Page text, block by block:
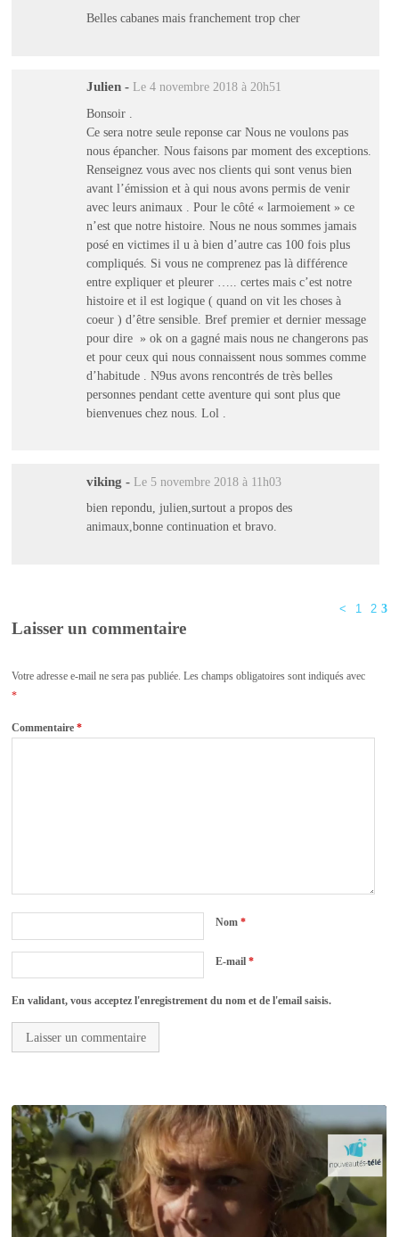
Belles cabanes mais franchement trop cher
Julien - Le 4 novembre 2018 à 20h51
Bonsoir .
Ce sera notre seule reponse car Nous ne voulons pas
nous épancher. Nous faisons par moment des exceptions.
Renseignez vous avec nos clients qui sont venus bien
avant l’émission et à qui nous avons permis de venir
avec leurs animaux . Pour le côté « larmoiement » ce
n’est que notre histoire. Nous ne nous sommes jamais
posé en victimes il u à bien d’autre cas 100 fois plus
compliqués. Si vous ne comprenez pas là différence
entre expliquer et pleurer ….. certes mais c’est notre
histoire et il est logique ( quand on vit les choses à
coeur ) d’être sensible. Bref premier et dernier message
pour dire » ok on a gagné mais nous ne changerons pas
et pour ceux qui nous connaissent nous sommes comme
d’habitude . N9us avons rencontrés de très belles
personnes pendant cette aventure qui sont plus que
bienvenues chez nous. Lol .
viking - Le 5 novembre 2018 à 11h03
bien repondu, julien,surtout a propos des
animaux,bonne continuation et bravo.
< 1 2 3
Laisser un commentaire
Votre adresse e-mail ne sera pas publiée. Les champs obligatoires sont indiqués avec
*
Commentaire*
Nom*
E-mail*
En validant, vous acceptez l'enregistrement du nom et de l'email saisis.